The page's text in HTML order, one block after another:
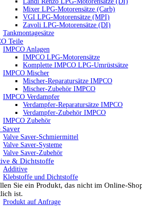
Mixer LPG-Motorensätze (Carb)
VGI LPG-Motorensätze (MPI)
Zavoli LPG-Motorensätze (DI)
Tankmontagesätze
Teile
IMPCO Anlagen
IMPCO LPG-Motorensätze
Komplette IMPCO LPG-Umrüstsätze
IMPCO Mischer
Mischer-Reparatursätze IMPCO
Mischer-Zubehör IMPCO
IMPCO Verdampfer
Verdampfer-Reparatursätze IMPCO
Verdampfer-Zubehör IMPCO
IMPCO Zubehör
Saver
Valve Saver-Schmiermittel
Valve Saver-Systeme
Valve Saver-Zubehör
& Dichtstoffe
Additive
Klebstoffe und Dichtstoffe
Sie ein Produkt, das nicht im Online-
ist.
Produkt auf Anfrage